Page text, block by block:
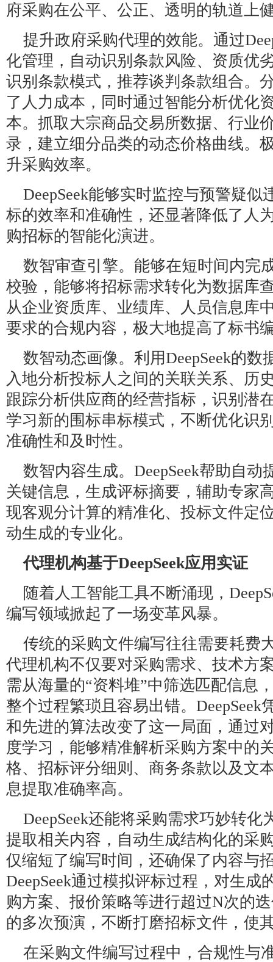
府采购在公平、公正、透明的轨道上
提升政府采购代理的效能。通过
化管理‌，自动识别条款风险、资质优
识别条款模式，推荐谈判条款组合。‌‌
了人力成本，同时通过智能分析优化
本。抓取大宗商品交易所数据、行业
录，建立细分品类的动态价格曲线。‌‌
升采购效率。
DeepSeek能够实时监控与预警疑
标的效率和准确性，还显著降低了人
购招标的智能化演进。
数智审查引擎‌。能够在短时间内完
校验，能够将招标需求转化为数据库
从企业资质库、业绩库、人员信息库
要求的合规内容，极大地提高了标书
数智动态画像‌。利用DeepSeek的
入地分析投标人之间的关联关系、历
跟踪分析供应商的经营指标，识别潜
学习新的围标串标模式，不断优化识
准确性和及时性。
数智内容生成‌。DeepSeek帮助自
关键信息，生成评标摘要，辅助专家
现客观分计算的精准化、投标文件定
动生成的专业化‌。
代理机构基于DeepSeek应用实证
随着人工智能工具不断涌现，
编写领域掀起了一场变革风暴。
传统的采购文件编写往往需要耗费
代理机构不仅要对采购需求、技术方
需从海量的“资料堆”中筛选匹配信息
整个过程繁琐且容易出错。DeepSeek
和先进的算法改变了这一局面，通过
度学习，能够精准解析采购方案中的
格、招标评分细则、商务条款以及文
息提取准确率高。
DeepSeek还能将采购需求巧妙转
提取相关内容，自动生成结构化的采
仅缩短了编写时间，还确保了内容与
DeepSeek通过模拟评标过程，对生成
购方案、报价策略等进行超过N次的
的多次预演，不断打磨招标文件，使
在采购文件编写过程中，合规性与